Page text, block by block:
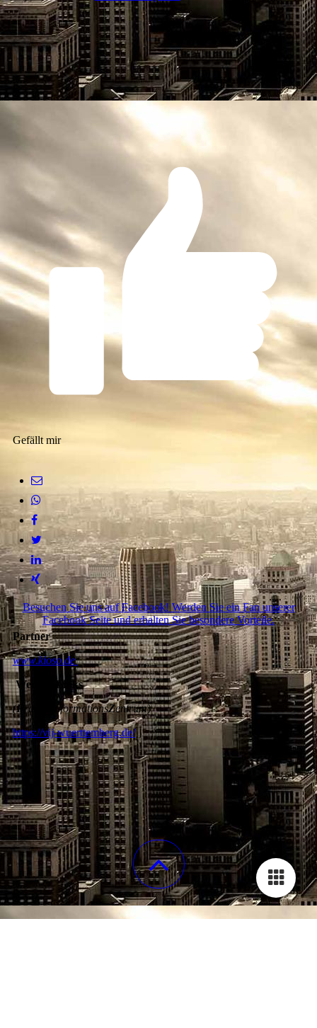
Gefällt mir
Besuchen Sie uns auf Facebook! Werden Sie ein Fan unserer
Facebook Seite und erhalten Sie besondere Vorteile.
Partner
www.kioso.de
Weitere Links
(F rauen nformationsZentrum)
https://vij-wuerttemberg.de/